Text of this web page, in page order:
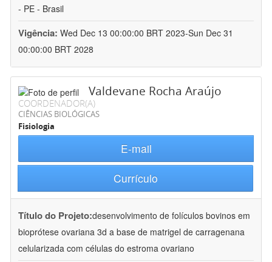
- PE - Brasil
Vigência: Wed Dec 13 00:00:00 BRT 2023-Sun Dec 31
00:00:00 BRT 2028
Valdevane Rocha Araújo
COORDENADOR(A)
CIÊNCIAS BIOLÓGICAS
Fisiologia
E-mail
Currículo
Título do Projeto:desenvolvimento de folículos bovinos em
bioprótese ovariana 3d a base de matrigel de carragenana
celularizada com células do estroma ovariano